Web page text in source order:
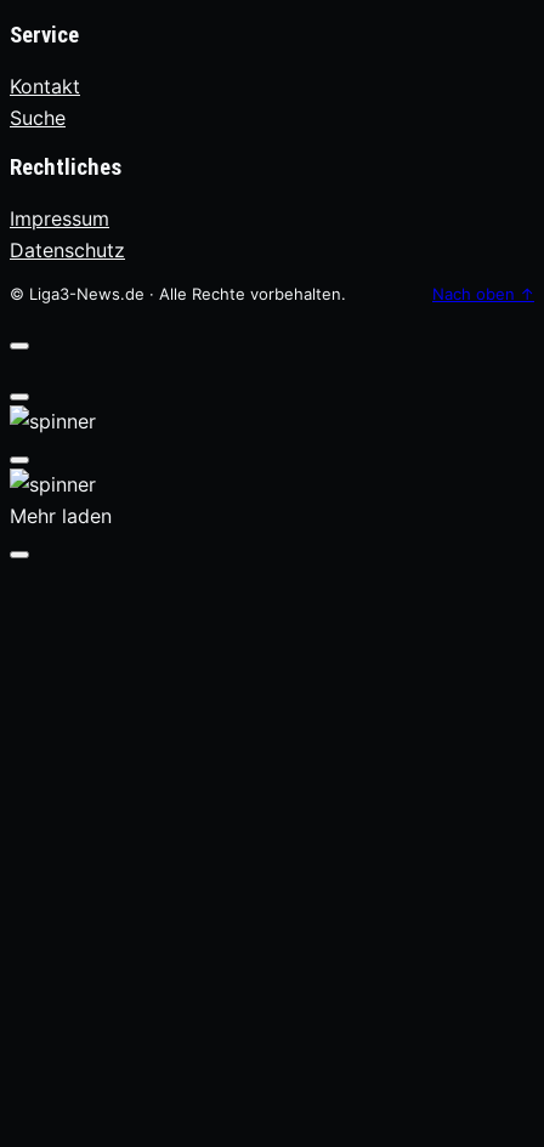
Service
Kontakt
Suche
Rechtliches
Impressum
Datenschutz
© Liga3-News.de · Alle Rechte vorbehalten. Nach oben ↑
Mehr laden